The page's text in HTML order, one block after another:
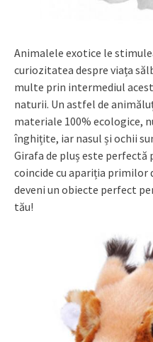
Animalele exotice le
curiozitatea despre viața
multe prin intermediul
naturii. Un astfel de
materiale 100% ecologice,
înghițite, iar nasul și ochii
Girafa de pluș este perfectă
coincide cu apariția
deveni un obiecte perfect
tău!